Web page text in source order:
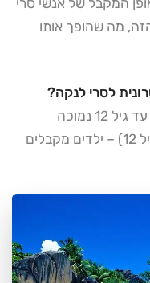
המקבל של אנשי סרי
מה שהופך אותו
לסרי לנקה?
כן. עלות הנפקת האשרה עבור ילדים עד גיל 12 נמוכה
משמעותית מזו של אדם בוגר (מעל גיל 12) – ילדים מקבלים